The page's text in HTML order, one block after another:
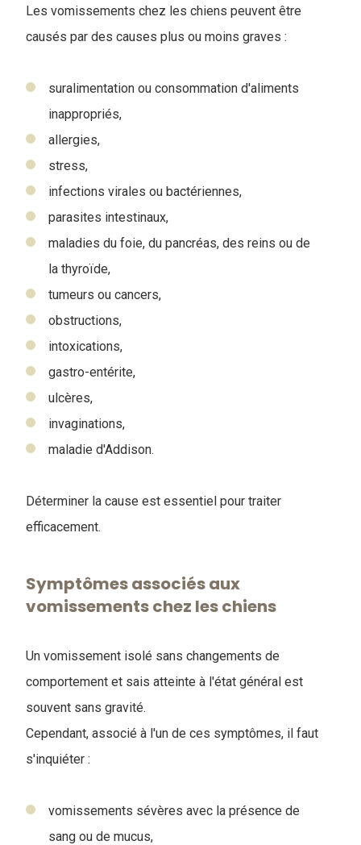
Les vomissements chez les chiens peuvent être
causés par des causes plus ou moins graves :
suralimentation ou consommation d'aliments
inappropriés,
allergies,
stress,
infections virales ou bactériennes,
parasites intestinaux,
maladies du foie, du pancréas, des reins ou de
la thyroïde,
tumeurs ou cancers,
obstructions,
intoxications,
gastro-entérite,
ulcères,
invaginations,
maladie d'Addison.
Déterminer la cause est essentiel pour traiter
efficacement.
Symptômes associés aux
vomissements chez les chiens
Un vomissement isolé sans changements de
comportement et sais atteinte à l'état général est
souvent sans gravité.
Cependant, associé à l'un de ces symptômes, il faut
s'inquiéter :
vomissements sévères avec la présence de
sang ou de mucus,